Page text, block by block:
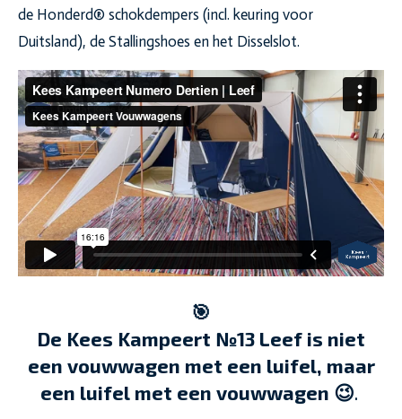
de Honderd® schokdempers (incl. keuring voor
Duitsland), de Stallingshoes en het Disselslot.
🎯
De Kees Kampeert №13 Leef is niet
een vouwwagen met een luifel, maar
een luifel met een vouwwagen 😉.